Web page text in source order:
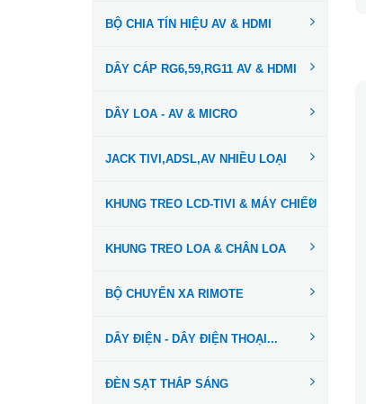
BỘ CHIA TÍN HIỆU AV & HDMI
DÂY CÁP RG6,59,RG11 AV & HDMI
DÂY LOA - AV & MICRO
JACK TIVI,ADSL,AV NHIỀU LOẠI
KHUNG TREO LCD-TIVI & MÁY CHIẾU
KHUNG TREO LOA & CHÂN LOA
BỘ CHUYỂN XA RIMOTE
DÂY ĐIỆN - DÂY ĐIỆN THOẠI...
ĐÈN SẠT THẮP SÁNG